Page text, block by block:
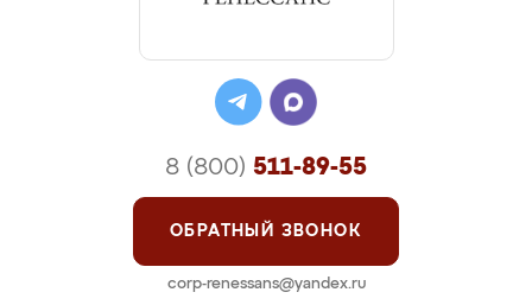
8 (800) 511-89-55
ОБРАТНЫЙ ЗВОНОК
corp-renessans@yandex.ru